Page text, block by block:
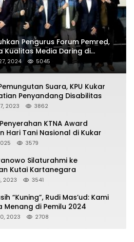
Pengurus Forum Pemred,
Kualitas Media Daring di
2024 5045
Suara, KPU Kukar
Penyandang Disabilitas
2023 3862
KTNA Award
Hari Tani Nasional di Kukar
3579
Silaturahmi ke
Kutai Kartanegara
2023 3541
“Kuning”, Rudi Mas’ud: Kami
Menang di Pemilu 2024
2023 2708